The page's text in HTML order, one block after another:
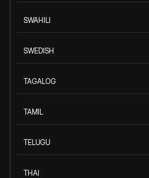
SWAHILI
SWEDISH
TAGALOG
TAMIL
TELUGU
THAI